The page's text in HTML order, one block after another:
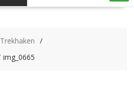
Trekhaken
img_0665